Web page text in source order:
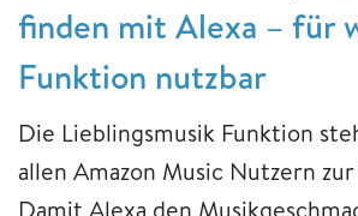
finden mit Alexa – für
Funktion nutzbar
Die Lieblingsmusik Funktion
allen Amazon Music Nutzern
Damit Alexa den